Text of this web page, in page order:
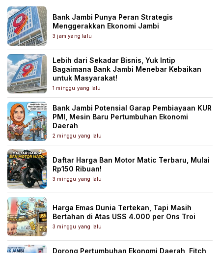
Bank Jambi Punya Peran Strategis
Menggerakkan Ekonomi Jambi
3 jam yang lalu
Lebih dari Sekadar Bisnis, Yuk Intip
Bagaimana Bank Jambi Menebar Kebaikan
untuk Masyarakat!
1 minggu yang lalu
Bank Jambi Potensial Garap Pembiayaan KUR
PMI, Mesin Baru Pertumbuhan Ekonomi
Daerah
2 minggu yang lalu
Daftar Harga Ban Motor Matic Terbaru, Mulai
Rp150 Ribuan!
3 minggu yang lalu
Harga Emas Dunia Tertekan, Tapi Masih
Bertahan di Atas US$ 4.000 per Ons Troi
3 minggu yang lalu
Dorong Pertumbuhan Ekonomi Daerah, Fitch